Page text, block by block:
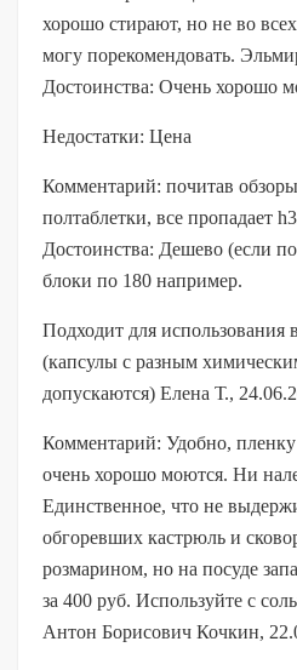
хорошо стирают, но не во
могу порекомендовать.
Достоинства: Очень хорошо
Недостатки: Цена
Комментарий: почитав обзоры
полтаблетки, все пропадает
Достоинства: Дешево (если
блоки по 180 например.
Подходит для использования
(капсулы с разным
допускаются) Елена Т.,
Комментарий: Удобно,
очень хорошо моются. Ни
Единственное, что не
обгоревших кастрюль и
розмарином, но на посуде
за 400 руб. Используйте с
Антон Борисович Кочкин,